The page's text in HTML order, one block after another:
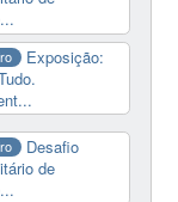
Exposição:
Desafio
de